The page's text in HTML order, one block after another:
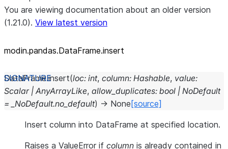
You are viewing documentation about an older version
(1.21.0). View latest version
modin.pandas.DataFrame.insert
DataFrame.insert(loc: int, column: Hashable, value:
Scalar | AnyArrayLike, allow_duplicates: bool | NoDefault
= _NoDefault.no_default) → None [source]
Insert column into DataFrame at specified location.
Raises a ValueError if column is already contained in